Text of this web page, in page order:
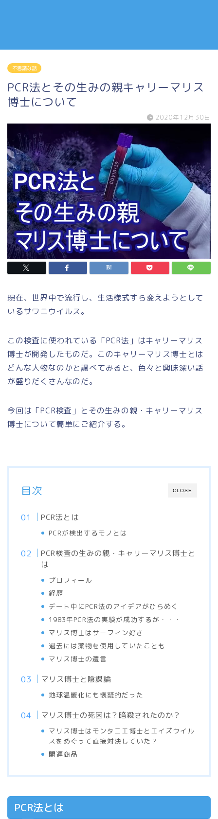
不思議な話
PCR法とその生みの親キャリーマリス
博士について
2020年12月30日
現在、世界中で流行し、生活様式すら変えようとして
いるサワニウイルス。
この検査に使われている 「PCR法」 はキャリーマリス
博士が開発したものだ。このキャリーマリス博士とは
どんな人物なのかと調べてみると、色々と興味深い話
が盛りだくさんなのだ。
今回は「PCR検査」とその生みの親・キャリーマリス
博士について簡単にご紹介する。
CLOSE
目次
PCR法とは
PCRが検出するモノとは
PCR検査の生みの親・キャリーマリス博士と
は
プロフィール
経歴
デート中にPCR法のアイデアがひらめく
1983年PCR法の実験が成功するが・・・
マリス博士はサーフィン好き
過去には薬物を使用していたことも
マリス博士の遺言
マリス博士と陰謀論
地球温暖化にも懐疑的だった
マリス博士の死因は？暗殺されたのか？
マリス博士はモンタニエ博士とエイズウイル
スをめぐって直接対決していた？
関連商品
PCR法とは